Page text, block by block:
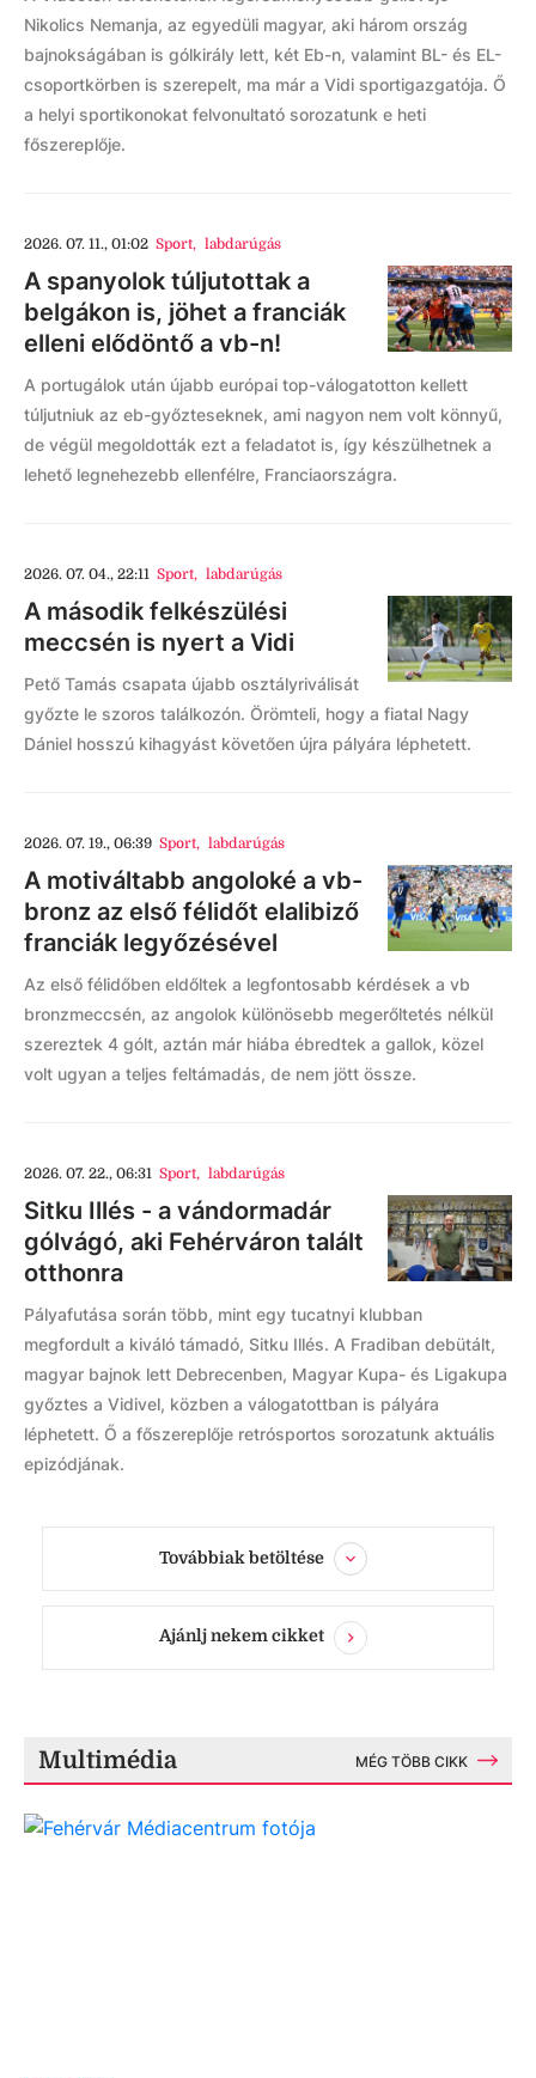
Nikolics Nemanja, az egyedüli magyar, aki három ország
bajnokságában is gólkirály lett, két Eb-n, valamint BL- és EL-
csoportkörben is szerepelt, ma már a Vidi sportigazgatója. Ő
a helyi sportikonokat felvonultató sorozatunk e heti
főszereplője.
2026. 07. 11., 01:02 Sport, labdarúgás
A spanyolok túljutottak a
belgákon is, jöhet a franciák
elleni elődöntő a vb-n!
A portugálok után újabb európai top-válogatotton kellett
túljutniuk az eb-győzteseknek, ami nagyon nem volt könnyű,
de végül megoldották ezt a feladatot is, így készülhetnek a
lehető legnehezebb ellenfélre, Franciaországra.
2026. 07. 04., 22:11 Sport, labdarúgás
A második felkészülési
meccsén is nyert a Vidi
Pető Tamás csapata újabb osztályriválisát
győzte le szoros találkozón. Örömteli, hogy a fiatal Nagy
Dániel hosszú kihagyást követően újra pályára léphetett.
2026. 07. 19., 06:39 Sport, labdarúgás
A motiváltabb angoloké a vb-
bronz az első félidőt elalibiző
franciák legyőzésével
Az első félidőben eldőltek a legfontosabb kérdések a vb
bronzmeccsén, az angolok különösebb megerőltetés nélkül
szereztek 4 gólt, aztán már hiába ébredtek a gallok, közel
volt ugyan a teljes feltámadás, de nem jött össze.
2026. 07. 22., 06:31 Sport, labdarúgás
Sitku Illés - a vándormadár
gólvágó, aki Fehérváron talált
otthonra
Pályafutása során több, mint egy tucatnyi klubban
megfordult a kiváló támadó, Sitku Illés. A Fradiban debütált,
magyar bajnok lett Debrecenben, Magyar Kupa- és Ligakupa
győztes a Vidivel, közben a válogatottban is pályára
léphetett. Ő a főszereplője retrósportos sorozatunk aktuális
epizódjának.
Továbbiak betöltése
Ajánlj nekem cikket
Multimédia MÉG TÖBB CIKK